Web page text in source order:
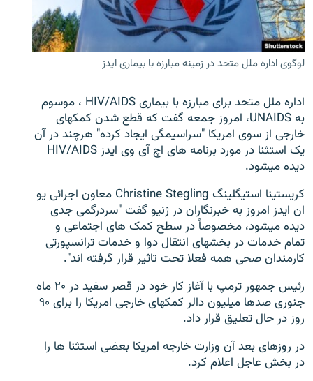
صفحه پشتو
Azadi English
همۀ سایت‌های رادیو آزادی/ رادیو اروپای آزاد
لوگوی اداره ملل متحد در زمینه مبارزه با بیماری ایدز
اداره ملل متحد برای مبارزه با بیماری HIV/AIDS ، موسوم
به UNAIDS، امروز جمعه گفت که قطع شدن کمکهای
خارجی از سوی امریکا "سراسیمگی ایجاد کرده" هرچند در آن
یک استثنا در مورد برنامه های اچ آی وی ایدز HIV/AIDS
دیده میشود.
کریستینا استیگلینگ Christine Stegling معاون اجرائی یو
ان ایدز امروز به خبرنگاران در ژنیو گفت "سردرگمی جدی
دیده میشود، مخصوصاً در سطح کمک های اجتماعی و
تمام خدمات در بخشهای انتقال دوا و خدمات ترانسپورتی
کارمندان صحی همه فعلا تحت تاثیر قرار گرفته اند".
رئیس جمهور ترمپ با آغاز کار خود در قصر سفید در ۲۰ ماه
جنوری صدها میلیون دالر کمکهای خارجی امریکا را برای ۹۰
روز در حال تعلیق قرار داد.
در روزهای بعد آن وزارت خارجه امریکا بعضی استثنا ها را
در بخش عاجل اعلام کرد.